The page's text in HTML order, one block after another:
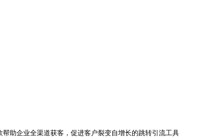
帮助企业全渠道获客，促进客户裂变自增长的跳转引流工具